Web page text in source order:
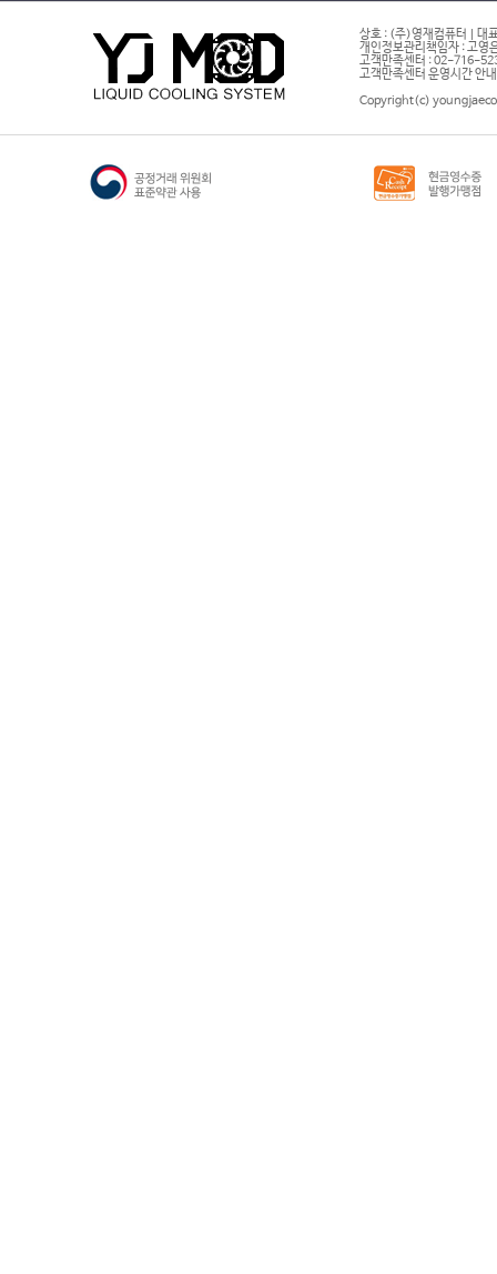
상호 : (주)영재컴퓨터 | 대
개인정보관리책임자 : 고영
고객만족센터 : 02-716-
고객만족센터 운영시간 안
Copyright(c)